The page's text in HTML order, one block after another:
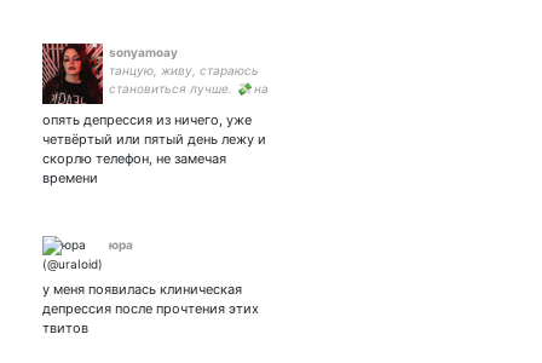
sonyamoay
танцую, живу, стараюсь
становиться лучше. 💸 на
3789 1188
опять депрессия из ничего, уже
четвёртый или пятый день лежу и
скорлю телефон, не замечая
времени
юра
у меня появилась клиническая
депрессия после прочтения этих
твитов